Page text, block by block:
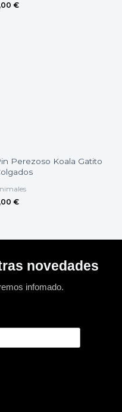
€
Perezoso Koala Gatito
€
novedades
infomado.